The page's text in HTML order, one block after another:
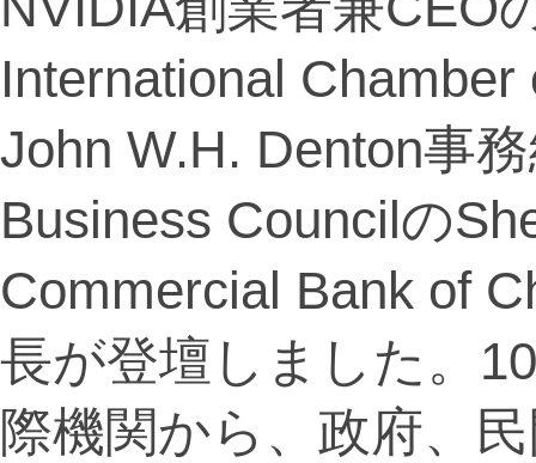
International
John W.H. Denton事
Business Councilの
Commercial Bank of
長が登壇しました。
際機関から、政府、